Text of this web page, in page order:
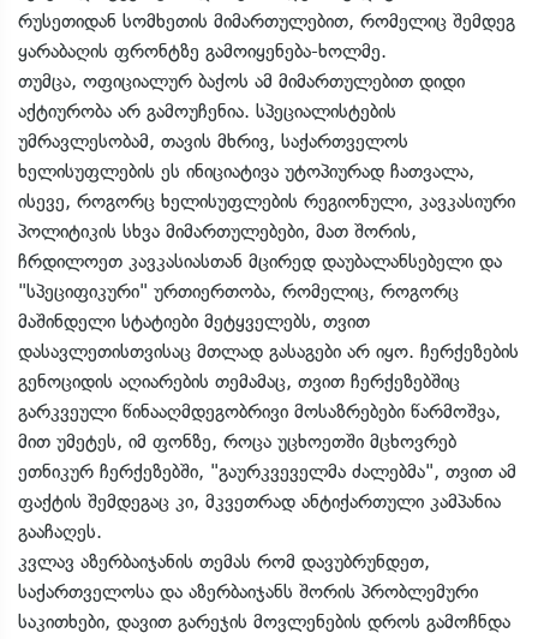
რუსეთიდან სომხეთის მიმართულებით, რომელიც შემდეგ
ყარაბაღის ფრონტზე გამოიყენება-ხოლმე.
თუმცა, ოფიციალურ ბაქოს ამ მიმართულებით დიდი
აქტიურობა არ გამოუჩენია. სპეციალისტების
უმრავლესობამ, თავის მხრივ, საქართველოს
ხელისუფლების ეს ინიციატივა უტოპიურად ჩათვალა,
ისევე, როგორც ხელისუფლების რეგიონული, კავკასიური
პოლიტიკის სხვა მიმართულებები, მათ შორის,
ჩრდილოეთ კავკასიასთან მცირედ დაუბალანსებელი და
"სპეციფიკური" ურთიერთობა, რომელიც, როგორც
მაშინდელი სტატიები მეტყველებს, თვით
დასავლეთისთვისაც მთლად გასაგები არ იყო. ჩერქეზების
გენოციდის აღიარების თემამაც, თვით ჩერქეზებშიც
გარკვეული წინააღმდეგობრივი მოსაზრებები წარმოშვა,
მით უმეტეს, იმ ფონზე, როცა უცხოეთში მცხოვრებ
ეთნიკურ ჩერქეზებში, "გაურკვეველმა ძალებმა", თვით ამ
ფაქტის შემდეგაც კი, მკვეთრად ანტიქართული კამპანია
გააჩაღეს.
კვლავ აზერბაიჯანის თემას რომ დავუბრუნდეთ,
საქართველოსა და აზერბაიჯანს შორის პრობლემური
საკითხები, დავით გარეჯის მოვლენების დროს გამოჩნდა